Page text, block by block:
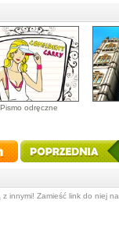
Pismo odręczne
innymi! Zamieść link do niej na